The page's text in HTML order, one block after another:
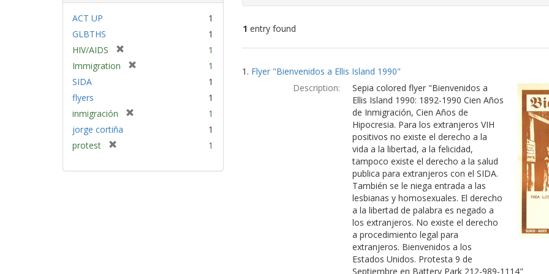
ACT UP
1
GLBTHS
1
HIV/AIDS
v
1
Immigration
1
SIDA
1
flyers
1
inmigración
v
1
jorge cortiña
1
protest
e
1
1 entry found
Search
Results
1. Flyer "Bienvenidos a Ellis Island 1990"
Description:
Sepia colored flyer "Bienvenidos a
Ellis Island 1990: 1892-1990 Cien Años
de Inmigración, Cien Años de
Hipocresia. Para los extranjeros VIH
positivos no existe el derecho a la
vida a la libertad, a la felicidad,
tampoco existe el derecho a la salud
publica para extranjeros con el SIDA.
También se le niega entrada a las
lesbianas y homosexuales. El derecho
a la libertad de palabra es negado a
los extranjeros. No existe el derecho
a procedimiento legal para
extranjeros. Bienvenidos a los
Estados Unidos. Protesta 9 de
Septiembre en Battery Park 212-989-1114"